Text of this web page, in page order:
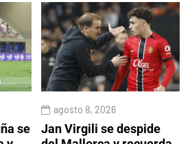
se
agosto 8, 2026
Jan Virgili se despide